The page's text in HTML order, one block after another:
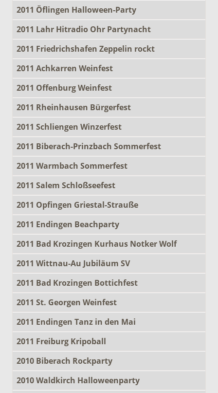
2011 Öflingen Halloween-Party
2011 Lahr Hitradio Ohr Partynacht
2011 Friedrichshafen Zeppelin rockt
2011 Achkarren Weinfest
2011 Offenburg Weinfest
2011 Rheinhausen Bürgerfest
2011 Schliengen Winzerfest
2011 Biberach-Prinzbach Sommerfest
2011 Warmbach Sommerfest
2011 Salem Schloßseefest
2011 Opfingen Griestal-Strauße
2011 Endingen Beachparty
2011 Bad Krozingen Kurhaus Notker Wolf
2011 Wittnau-Au Jubiläum SV
2011 Bad Krozingen Bottichfest
2011 St. Georgen Weinfest
2011 Endingen Tanz in den Mai
2011 Freiburg Kripoball
2010 Biberach Rockparty
2010 Waldkirch Halloweenparty